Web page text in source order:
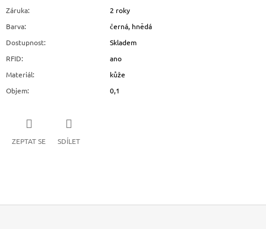
Záruka:
2 roky
Barva:
černá, hnědá
Dostupnost:
Skladem
RFID:
ano
Materiál:
kůže
Objem: 0,1
ZEPTAT SE SDÍLET